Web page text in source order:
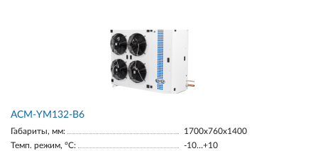
АСМ-YM132-В6
Габариты, мм:
1700х760х1400
Темп. режим, °С:
-10…+10